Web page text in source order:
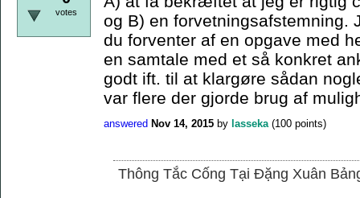
votes
og B) en forvetningsafstemning.
du forventer af en opgave med
en samtale med et så konkret
godt ift. til at klargøre sådan
var flere der gjorde brug af
answered Nov 14, 2015 by lasseka (100 points)
Thông Tắc Cống Tại Đặng Xuân